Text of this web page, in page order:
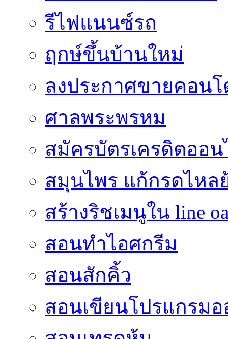
รีไฟแนนซ์รถ
ฤกษ์ขึ้นบ้านใหม่
ลงประกาศขายคอน
ศาลพระพรหม
สมัครบัตรเครดิตออ
สมุนไพร แก้กรดไหล
สร้างริชเมนูใน line
สอนทำไอศกรีม
สอนสักคิ้ว
สอนเขียนโปรแกรม